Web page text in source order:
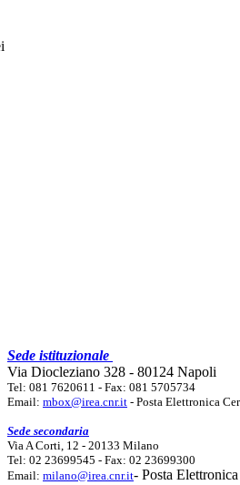
Sede istituzionale
Via Diocleziano 328 - 80124 Napoli
Tel: 081 7620611 - Fax: 081 5705734
Email: mbox@irea.cnr.it - Posta Elettronica
Sede secondaria
Via A Corti, 12 - 20133 Milano
Tel: 02 23699545 - Fax: 02 23699300
Email: milano@irea.cnr.it- Posta